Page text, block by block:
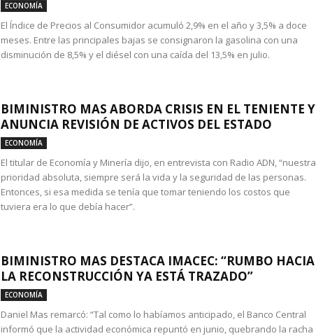
ECONOMÍA
El Índice de Precios al Consumidor acumuló 2,9% en el año y 3,5% a doce
meses. Entre las principales bajas se consignaron la gasolina con una
disminución de 8,5% y el diésel con una caída del 13,5% en julio.
BIMINISTRO MAS ABORDA CRISIS EN EL TENIENTE Y
ANUNCIA REVISIÓN DE ACTIVOS DEL ESTADO
ECONOMÍA
El titular de Economía y Minería dijo, en entrevista con Radio ADN, “nuestra
prioridad absoluta, siempre será la vida y la seguridad de las personas.
Entonces, si esa medida se tenía que tomar teniendo los costos que
tuviera era lo que debía hacer”.
BIMINISTRO MAS DESTACA IMACEC: “RUMBO HACIA
LA RECONSTRUCCIÓN YA ESTÁ TRAZADO”
ECONOMÍA
Daniel Mas remarcó: “Tal como lo habíamos anticipado, el Banco Central
informó que la actividad económica repuntó en junio, quebrando la racha